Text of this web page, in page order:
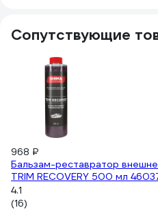
Сопутствующие
968 ₽
Бальзам-реставратор
TRIM RECOVERY 500 мл
4.1
(16)